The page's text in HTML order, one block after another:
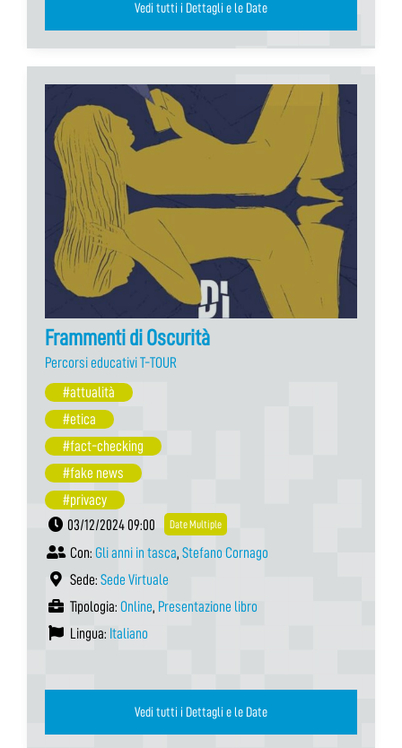
Vedi tutti i Dettagli e le Date
Frammenti di Oscurità
Percorsi educativi T-TOUR
#attualità
#etica
#fact-checking
#fake news
#privacy
03/12/2024 09:00
Date Multiple
Con: Gli anni in tasca, Stefano Cornago
Sede: Sede Virtuale
Tipologia: Online, Presentazione libro
Lingua: Italiano
Vedi tutti i Dettagli e le Date